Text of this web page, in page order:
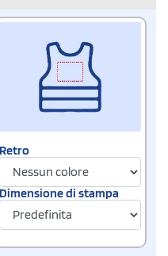
Retro
Dimensione di stampa